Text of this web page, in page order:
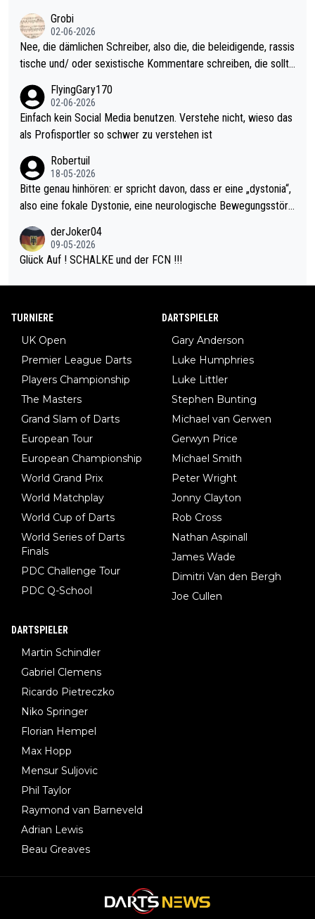
ohl wenig WDF Turniere spielen. Dies war bei Archie Self letzt
es Jahr der Fall. Er musste als amtierender Weltmeister durch
den Qualifier und ich glaube kaum, dass Mitchel sich das (in Ve
gas) antun würde, wenn er doch eigentlich die PDC-WM als Zi
el hat.
Grobi
02-06-2026
Nee, die dämlichen Schreiber, also die, die beleidigende, rassis
tische und/ oder sexistische Kommentare schreiben, die sollte
s Leben in den Griff kriegen. Nur eins wundert mich: Luke Little
r war doch neulich erst derjenige, der über Social Media GvV p
rovoziert hat. Und Littlers Mutter schießt öfters mal gegen Ric
FlyingGary170
02-06-2026
Einfach kein Social Media benutzen. Verstehe nicht, wieso das
als Profisportler so schwer zu verstehen ist
Robertuil
18-05-2026
Bitte genau hinhören: er spricht davon, dass er eine „dystonia“,
also eine fokale Dystonie, eine neurologische Bewegungsstöru
erden, im Arm hat. Und, dass Medikamente ihm helfen! Ich glau
be immer noch, dass sehr viele der Dartits-Fälle fälschlich psy
diese könnten teils wirksam behandelt werden! Dafür müsste
derJoker04
09-05-2026
Glück Auf ! SCHALKE und der FCN !!!
TURNIERE
UK Open
Premier League Darts
Players Championship
The Masters
Grand Slam of Darts
European Tour
European Championship
World Grand Prix
World Matchplay
World Cup of Darts
World Series of Darts
Finals
PDC Challenge Tour
PDC Q-School
DARTSPIELER
Gary Anderson
Luke Humphries
Luke Littler
Stephen Bunting
Michael van Gerwen
Gerwyn Price
Michael Smith
Peter Wright
Jonny Clayton
Rob Cross
Nathan Aspinall
James Wade
Dimitri Van den Bergh
Joe Cullen
DARTSPIELER
Martin Schindler
Gabriel Clemens
Ricardo Pietreczko
Niko Springer
Florian Hempel
Max Hopp
Mensur Suljovic
Phil Taylor
Raymond van Barneveld
Adrian Lewis
Beau Greaves